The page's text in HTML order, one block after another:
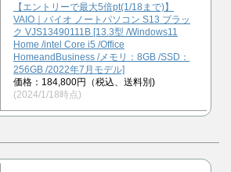
【エントリーで最大5倍pt(1/18まで)】
VAIO｜バイオ ノートパソコン S13 ブラッ
ク VJS13490111B [13.3型 /Windows11
Home /intel Core i5 /Office
HomeandBusiness /メモリ：8GB /SSD：
256GB /2022年7月モデル]
価格：184,800円（税込、送料別)
(2024/1/18時点)